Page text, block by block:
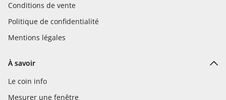
Conditions de vente
Politique de confidentialité
Mentions légales
À savoir
Le coin info
Mesurer une fenêtre